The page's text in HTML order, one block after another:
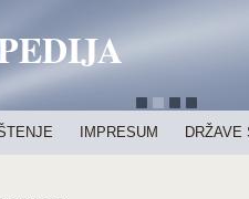
IMPRESUM DRŽAVE